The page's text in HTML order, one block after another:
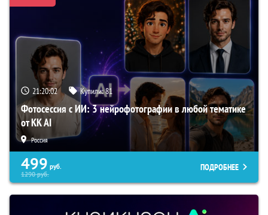
21:20:01 Купили:81
Фотосессия с ИИ: 3 нейрофотографии в любой тематике
от KK AI
Россия
499 руб.
1290руб.
ПОДРОБНЕЕ